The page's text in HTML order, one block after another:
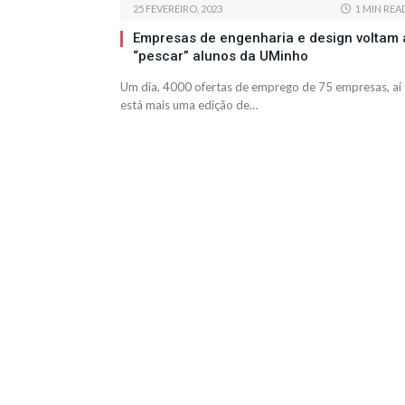
25 FEVEREIRO, 2023 1 MIN
Empresas de engenharia e design voltam
“pescar” alunos da UMinho
Um dia, 4000 ofertas de emprego de 75 empresas, aí
está mais uma edição de…